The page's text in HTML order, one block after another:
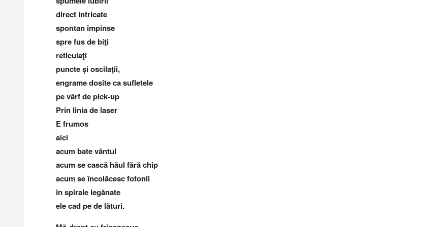
direct intricate
spontan împinse
spre fus de biţi
reticulaţi
puncte și oscilaţii,
engrame dosite ca sufletele
pe vârf de pick-up
Prin linia de laser
E frumos
aici
acum bate vântul
acum se cască hăul fără chip
acum se încolăcesc fotonii
în spirale legănate
ele cad pe de lături.